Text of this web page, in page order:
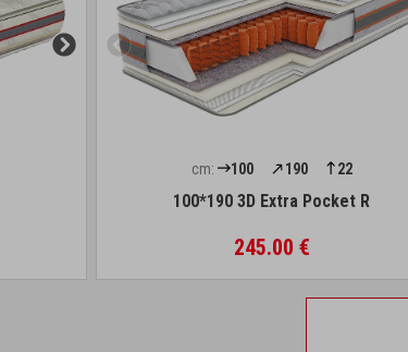
cm: 100 190 22
100*190 3D Extra Pocket R
245.00 €